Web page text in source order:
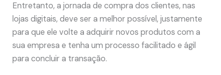
Entretanto, a jornada de compra dos clientes, nas
lojas digitais, deve ser a melhor possível, justamente
para que ele volte a adquirir novos produtos com a
sua empresa e tenha um processo facilitado e ágil
para concluir a transação.